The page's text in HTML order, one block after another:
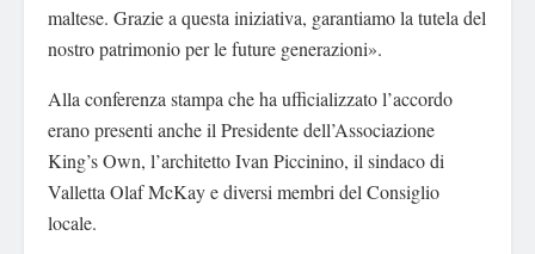
maltese. Grazie a questa iniziativa, garantiamo la tutela del
nostro patrimonio per le future generazioni».
Alla conferenza stampa che ha ufficializzato l’accordo
erano presenti anche il Presidente dell’Associazione
King’s Own, l’architetto Ivan Piccinino, il sindaco di
Valletta Olaf McKay e diversi membri del Consiglio
locale.